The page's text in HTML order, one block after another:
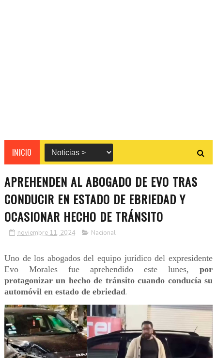
INICIO
APREHENDEN AL ABOGADO DE EVO TRAS
CONDUCIR EN ESTADO DE EBRIEDAD Y
OCASIONAR HECHO DE TRÁNSITO
noviembre 11, 2024 Nacional
Uno de los abogados del equipo jurídico del expresidente
Evo Morales fue aprehendido este lunes,por
protagonizar un hecho de tránsito cuando conducía su
automóvil en estado de ebriedad.